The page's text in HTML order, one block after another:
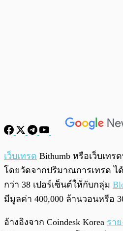
เว็บเทรด Bithumb หรือเว็บเท
โดยวัดจากปริมาณการเทรด
กว่า 38 เปอร์เซ็นต์ให้กับกลุ่ม
มีมูลค่า 400,000 ล้านวอนหรือ
อ้างอิงจาก Coindesk Korea รา